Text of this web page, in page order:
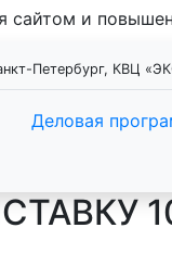
сайтом и
Петербург, КВЦ
Деловая